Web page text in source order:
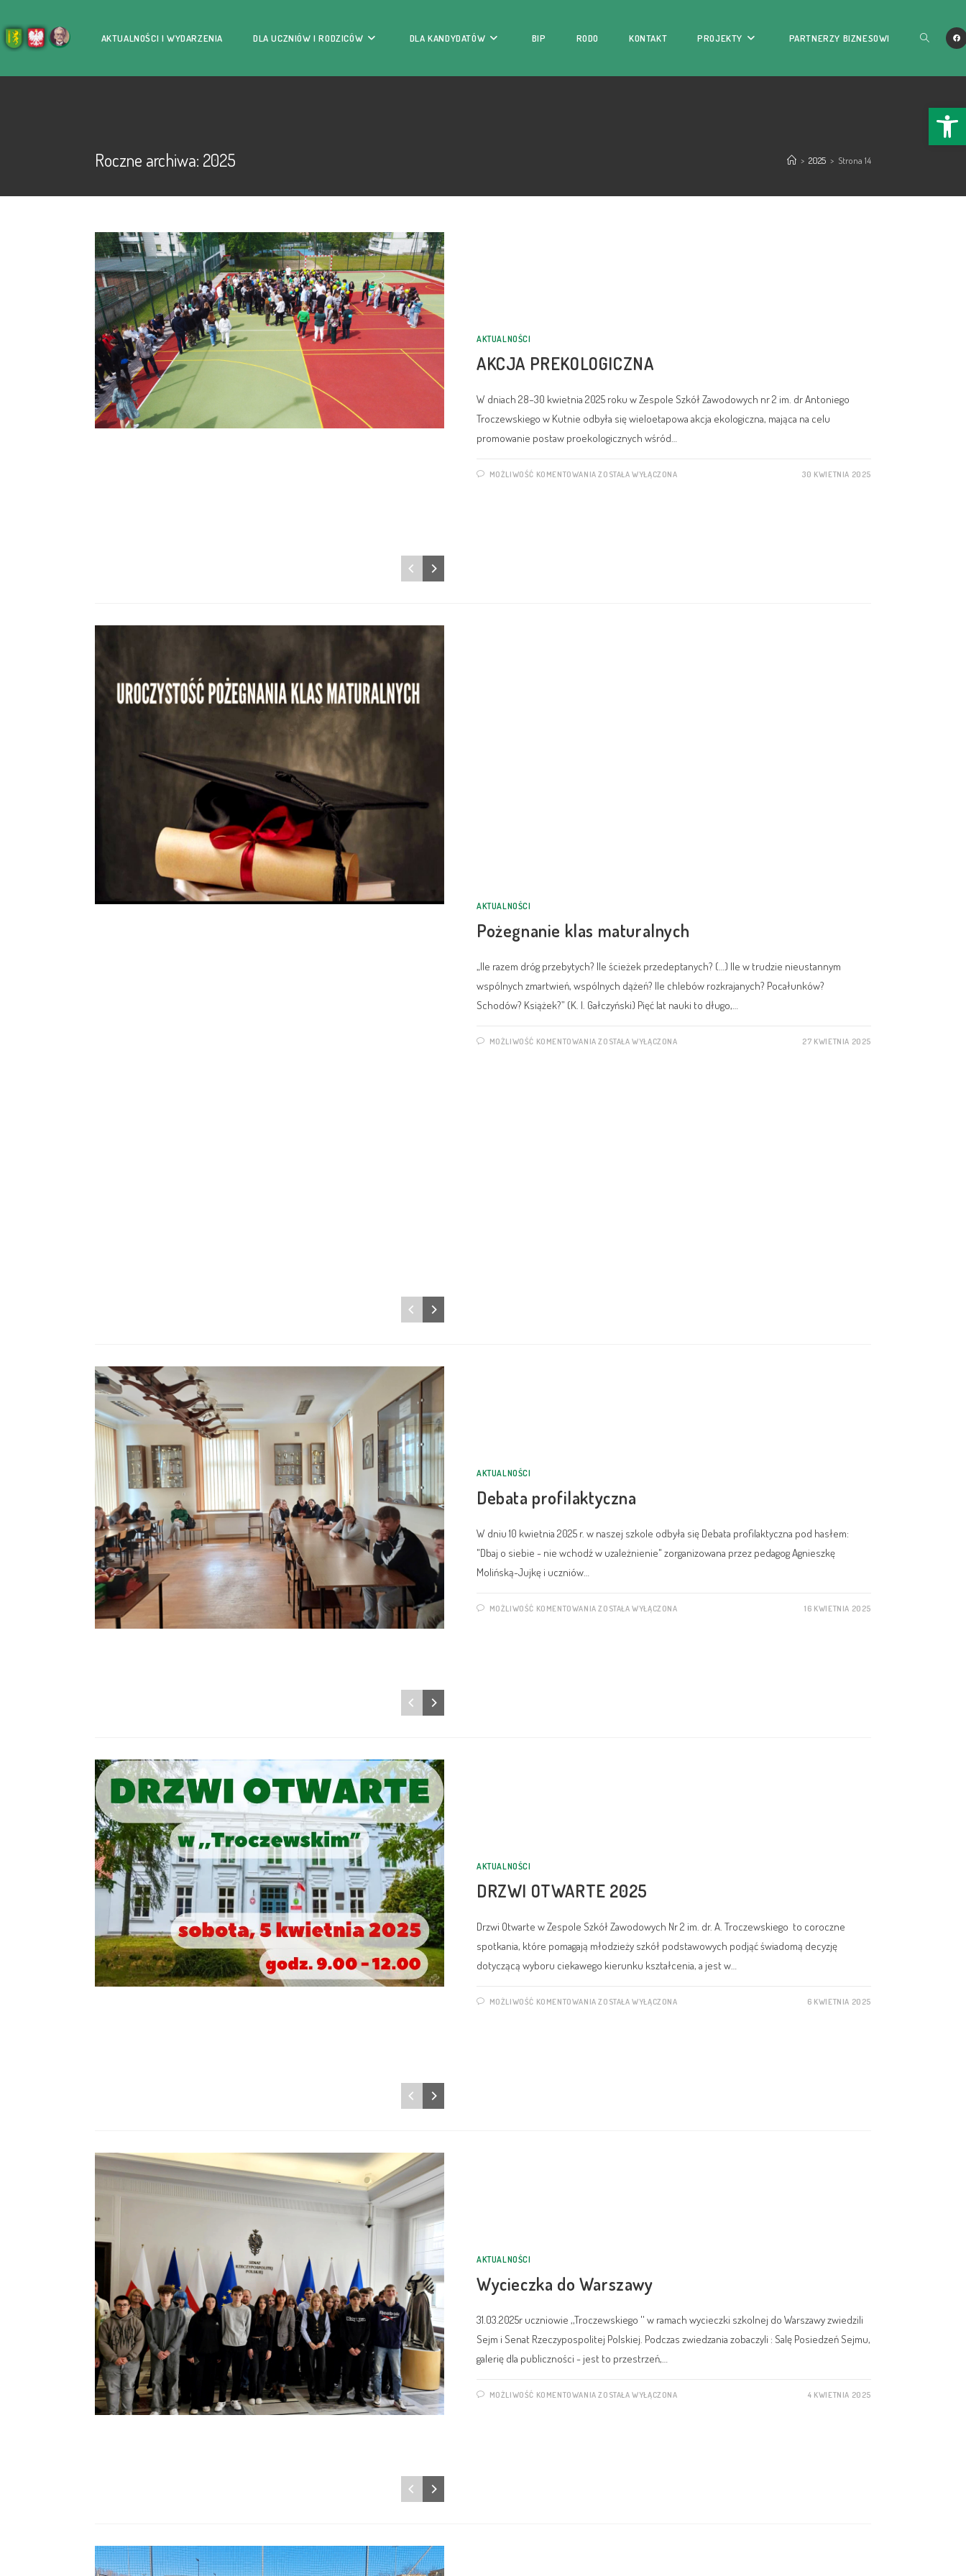
AKTUALNOŚCI I WYDARZENIA DLA UCZNIÓW I RODZICÓW DLA KANDYDATÓW BIP RODO KONTAKT PROJEKTY PARTNERZY BIZNESOWI
Roczne archiwa: 2025 > 2025 > Strona 14
AKTUALNOŚCI
AKCJA PREKOLOGICZNA
W dniach 28–30 kwietnia 2025 roku w Zespole Szkół Zawodowych nr 2 im. dr Antoniego
Troczewskiego w Kutnie odbyła się wieloetapowa akcja ekologiczna, mająca na celu
promowanie postaw proekologicznych wśród…
MOŻLIWOŚĆ KOMENTOWANIAZOSTAŁA WYŁĄCZONA 30 KWIETNIA 2025
AKTUALNOŚCI
Pożegnanie klas maturalnych
„Ile razem dróg przebytych? Ile ścieżek przedeptanych? (…) Ile w trudzie nieustannym
wspólnych zmartwień, wspólnych dążeń? Ile chlebów rozkrajanych? Pocałunków?
Schodów? Książek?” (K. I. Gałczyński) Pięć lat nauki to długo,…
MOŻLIWOŚĆ KOMENTOWANIAZOSTAŁA WYŁĄCZONA 27 KWIETNIA 2025
AKTUALNOŚCI
Debata profilaktyczna
W dniu 10 kwietnia 2025 r. w naszej szkole odbyła się Debata profilaktyczna pod hasłem:
"Dbaj o siebie - nie wchodź w uzależnienie" zorganizowana przez pedagog Agnieszkę
Molińską-Jujkę i uczniów…
MOŻLIWOŚĆ KOMENTOWANIAZOSTAŁA WYŁĄCZONA 16 KWIETNIA 2025
AKTUALNOŚCI
DRZWI OTWARTE 2025
Drzwi Otwarte w Zespole Szkół Zawodowych Nr 2 im. dr. A. Troczewskiego to coroczne
spotkania, które pomagają młodzieży szkół podstawowych podjąć świadomą decyzję
dotyczącą wyboru ciekawego kierunku kształcenia, a jest w…
MOŻLIWOŚĆ KOMENTOWANIAZOSTAŁA WYŁĄCZONA 6 KWIETNIA 2025
AKTUALNOŚCI
Wycieczka do Warszawy
31.03.2025r uczniowie ,,Troczewskiego '' w ramach wycieczki szkolnej do Warszawy zwiedzili
Sejm i Senat Rzeczypospolitej Polskiej. Podczas zwiedzania zobaczyli : Salę Posiedzeń Sejmu,
galerię dla publiczności - jest to przestrzeń,…
MOŻLIWOŚĆ KOMENTOWANIAZOSTAŁA WYŁĄCZONA 4 KWIETNIA 2025